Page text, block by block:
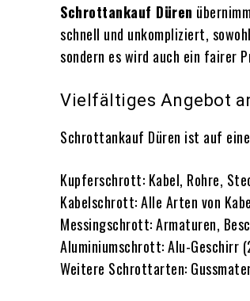
Schrottankauf Düren
schnell und unkompliziert,
sondern es wird auch ein fairer
Vielfältiges Angebot
Schrottankauf Düren ist auf
Kupferschrott: Kabel, Rohre,
Kabelschrott: Alle Arten von
Messingschrott: Armaturen,
Aluminiumschrott: Alu-Geschirr
Weitere Schrottarten: